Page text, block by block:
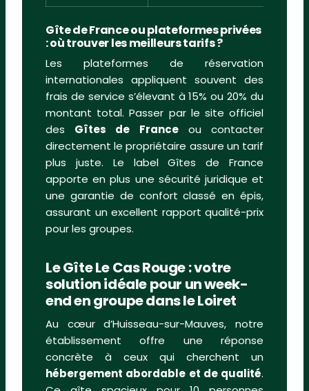
Gîte de France ou plateformes privées
: où trouver les meilleurs tarifs ?
Les plateformes de réservation
internationales appliquent souvent des
frais de service s’élevant à 15% ou 20% du
montant total. Passer par le site officiel
des Gîtes de Franceou contacter
directement le propriétaire assure un tarif
plus juste. Le label Gîtes de France
apporte en plus une sécurité juridique et
une garantie de confort classé en épis,
assurant un excellent rapport qualité-prix
pour les groupes.
Le Gîte Le Cas Rouge : votre
solution idéale pour un week-
end en groupe dans le Loiret
Au cœur d’Huisseau-sur-Mauves, notre
établissement offre une réponse
concrète à ceux qui cherchent un
hébergement abordable et de qualité.